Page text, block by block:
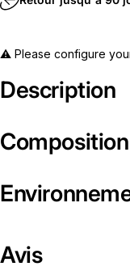
⚠️ Please configure
Description
Composition
Avis